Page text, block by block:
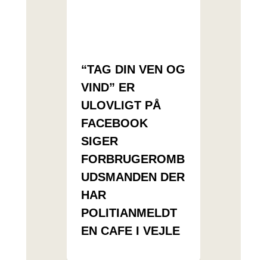
“TAG DIN VEN OG
VIND” ER
ULOVLIGT PÅ
FACEBOOK
SIGER
FORBRUGEROMB
UDSMANDEN DER
HAR
POLITIANMELDT
EN CAFE I VEJLE